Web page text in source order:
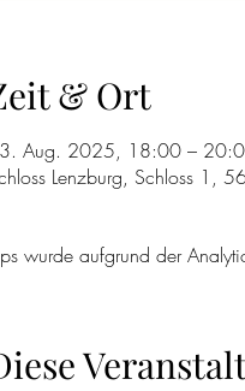
& Ort
Aug. 2025, 18:00 –
Lenzburg, Schloss 1,
wurde aufgrund der